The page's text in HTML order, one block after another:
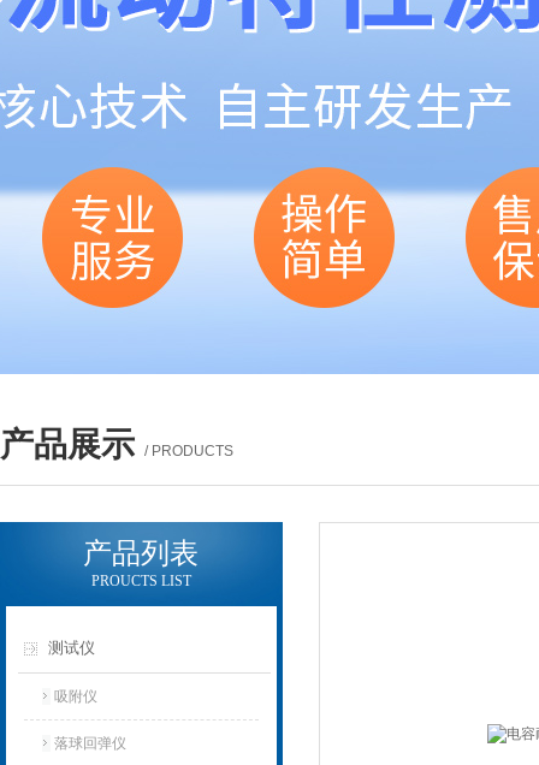
产品展示 / PRODUCTS
产品列表
PROUCTS LIST
测试仪
吸附仪
落球回弹仪